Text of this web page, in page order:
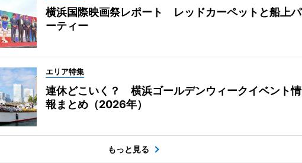
横浜国際映画祭レポート レッドカーペットと船上パ
ーティー
エリア特集
連休どこいく？ 横浜ゴールデンウィークイベント情
報まとめ（2026年）
もっと見る